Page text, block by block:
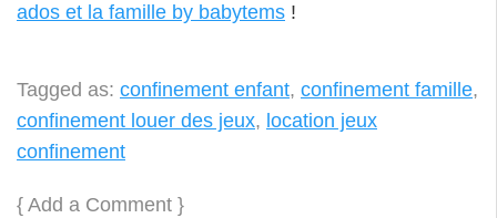
ados et la famille by babytems !
Tagged as: confinement enfant, confinement famille,
confinement louer des jeux, location jeux
confinement
{ Add a Comment }